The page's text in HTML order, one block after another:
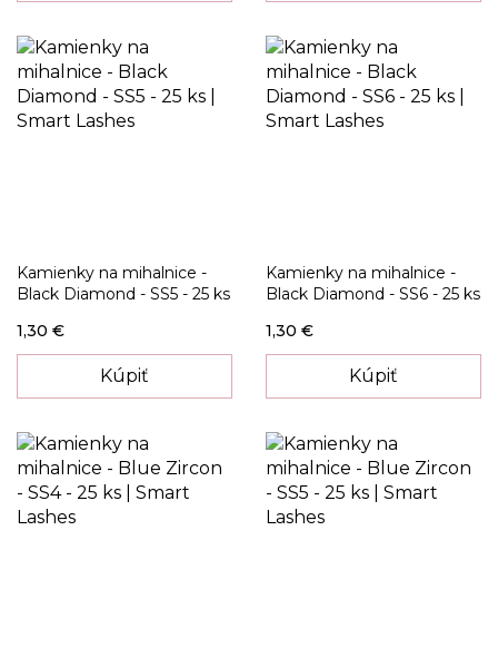
Kamienky na mihalnice -
Black Diamond - SS5 - 25 ks
1,30 €
Kúpiť
Kamienky na mihalnice -
Black Diamond - SS6 - 25 ks
1,30 €
Kúpiť